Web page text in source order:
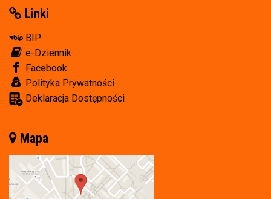
Linki
BIP
e-Dziennik
Facebook
Polityka Prywatności
Deklaracja Dostępności
Mapa